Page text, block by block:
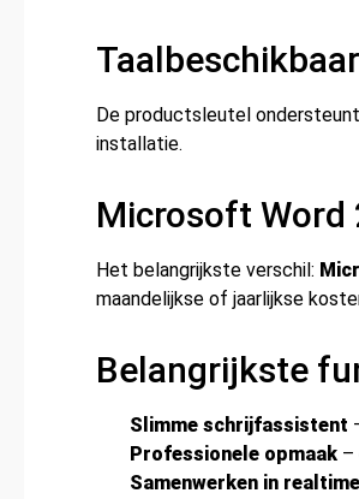
De productsleutel ondersteunt
installatie.
Microsoft Word
Het belangrijkste verschil:
maandelijkse of jaarlijkse
Belangrijkste
Slimme schrijfassistent
Professionele opmaak –
Samenwerken in realtime